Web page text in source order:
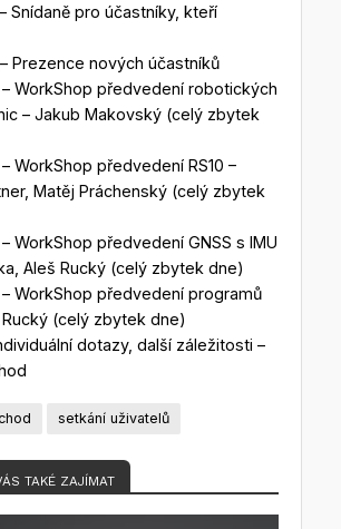
Snídaně pro účastníky, kteří
Prezence nových účastníků
WorkShop předvedení robotických
– Jakub Makovský (celý zbytek
WorkShop předvedení RS10 –
Matěj Práchenský (celý zbytek
WorkShop předvedení GNSS s IMU
Aleš Rucký (celý zbytek dne)
WorkShop předvedení programů
Rucký (celý zbytek dne)
dotazy, další záležitosti –
setkání uživatelů
TAKÉ ZAJÍMAT